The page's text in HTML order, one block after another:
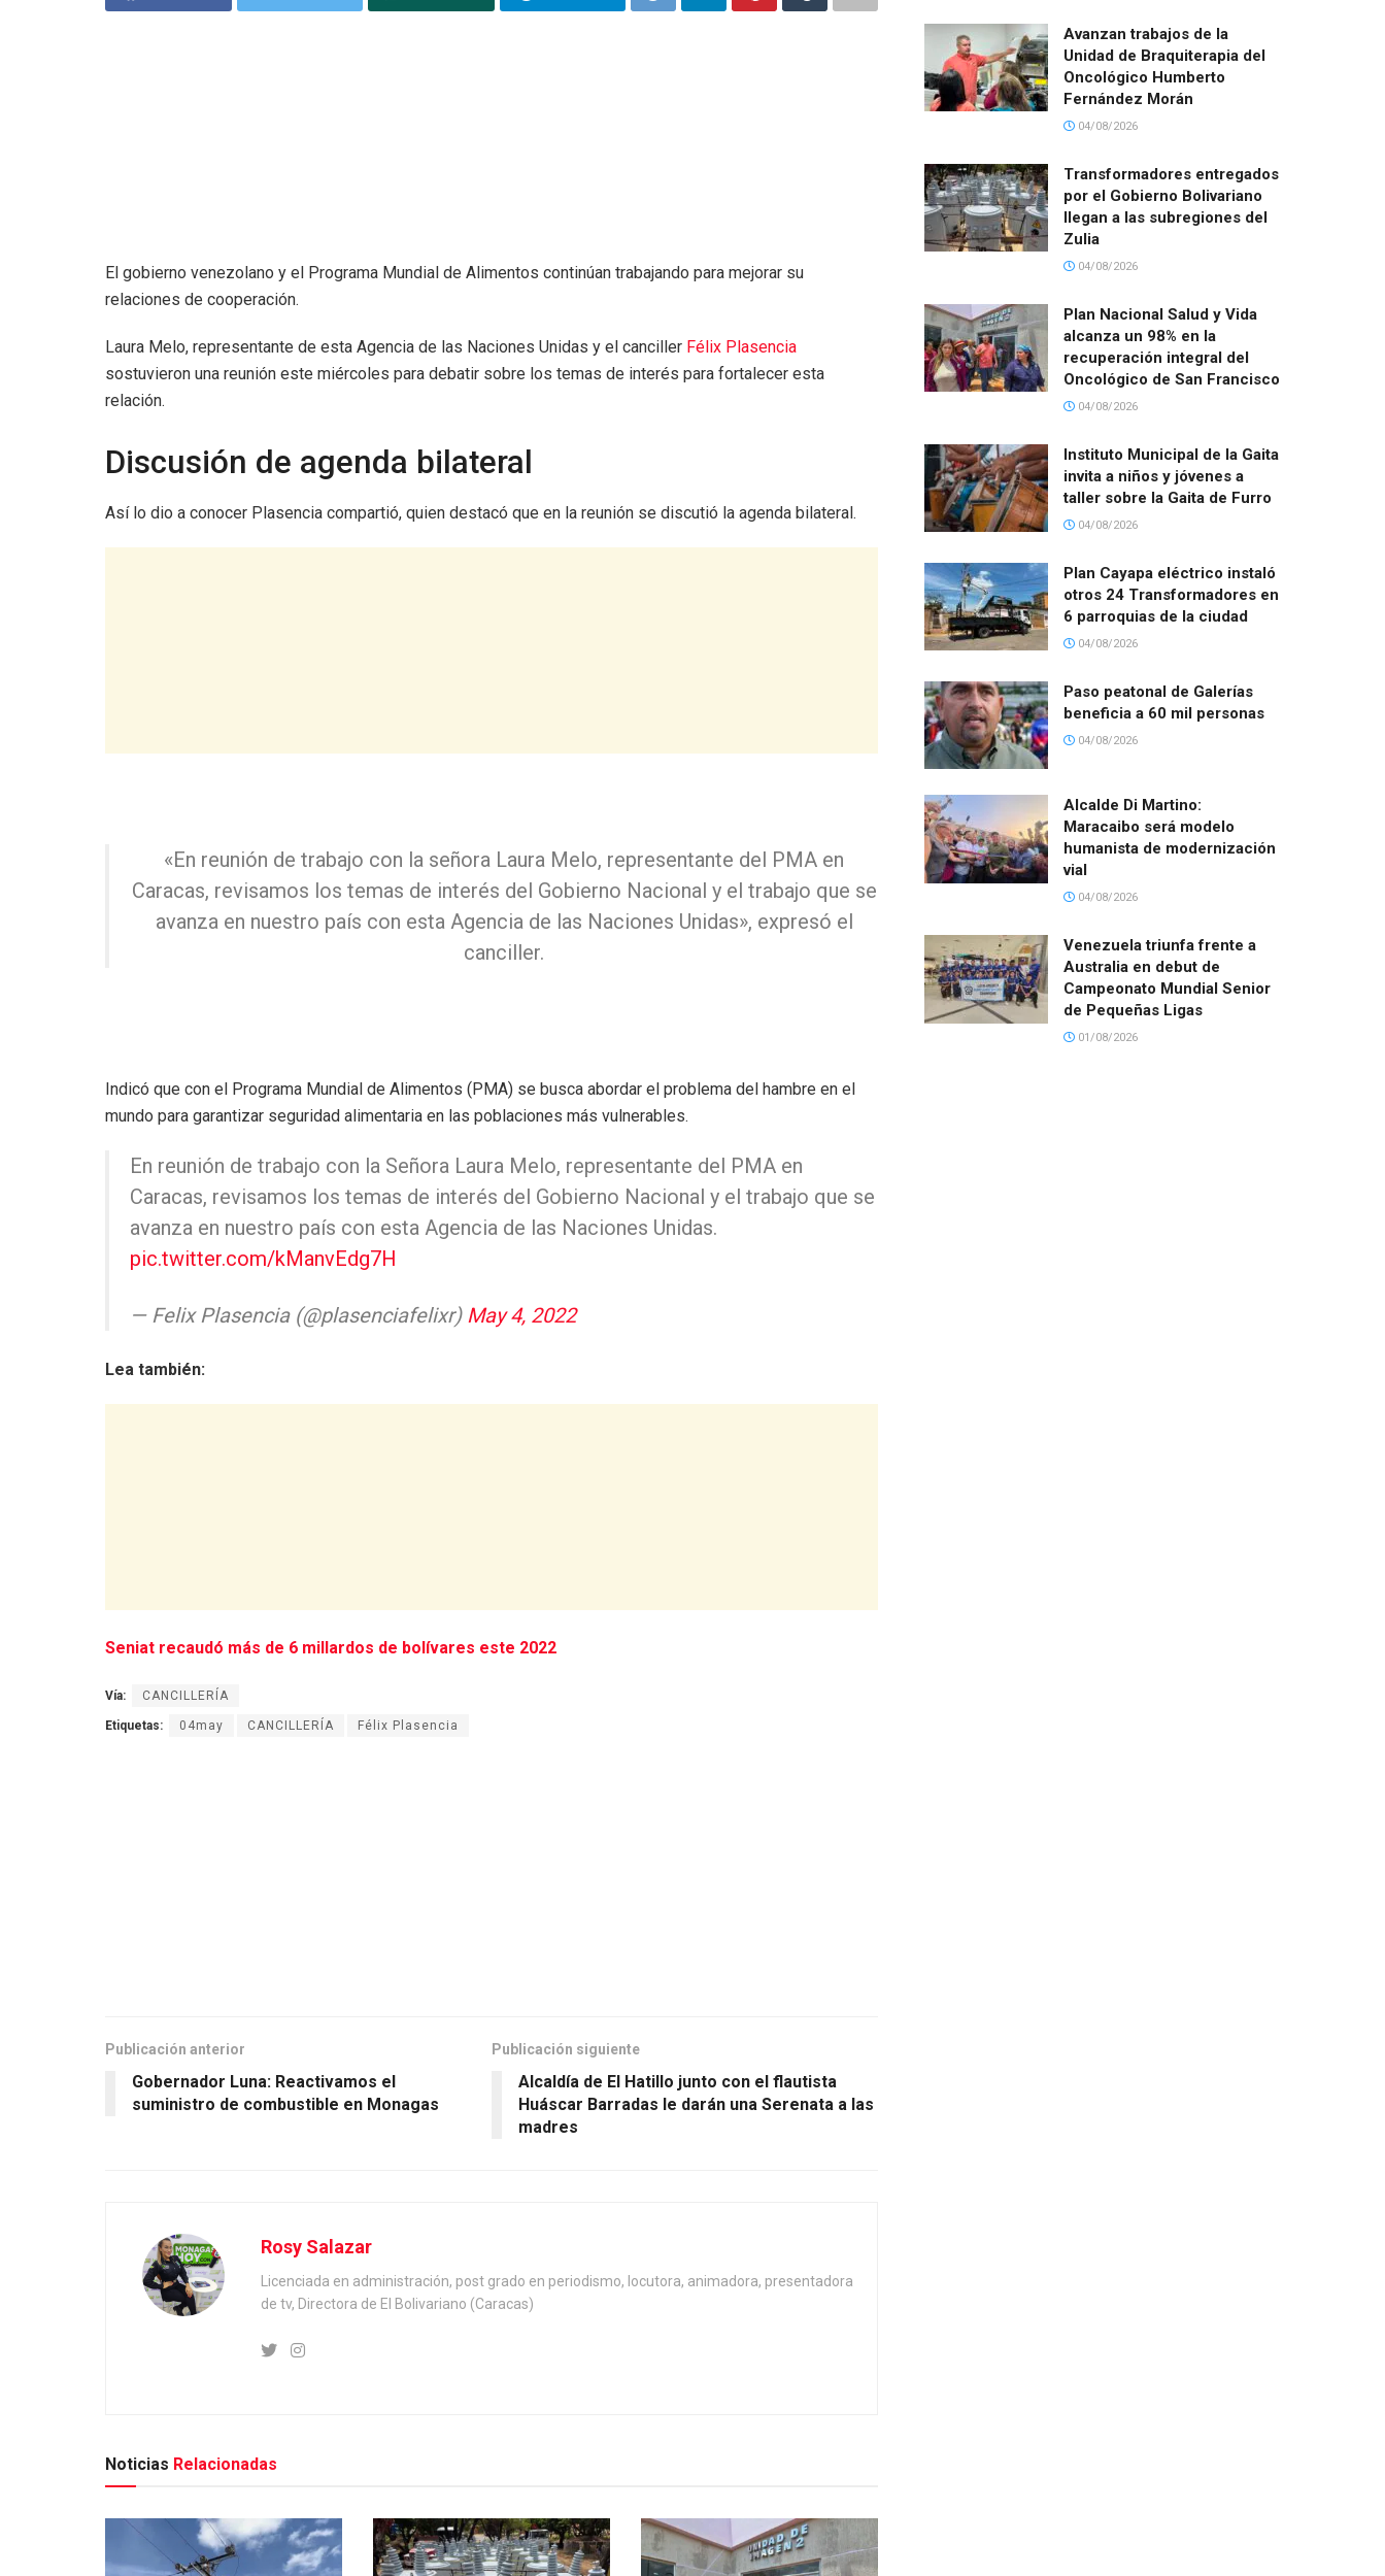
El gobierno venezolano y el Programa Mundial de Alimentos continúan trabajando para mejorar su
relaciones de cooperación.
Laura Melo, representante de esta Agencia de las Naciones Unidas y el canciller Félix Plasencia
sostuvieron una reunión este miércoles para debatir sobre los temas de interés para fortalecer esta
relación.
Discusión de agenda bilateral
Así lo dio a conocer Plasencia compartió, quien destacó que en la reunión se discutió la agenda bilateral.
«En reunión de trabajo con la señora Laura Melo, representante del PMA en
Caracas, revisamos los temas de interés del Gobierno Nacional y el trabajo que se
avanza en nuestro país con esta Agencia de las Naciones Unidas», expresó el
canciller.
Indicó que con el Programa Mundial de Alimentos (PMA) se busca abordar el problema del hambre en el
mundo para garantizar seguridad alimentaria en las poblaciones más vulnerables.
En reunión de trabajo con la Señora Laura Melo, representante del PMA en
Caracas, revisamos los temas de interés del Gobierno Nacional y el trabajo que se
avanza en nuestro país con esta Agencia de las Naciones Unidas.
pic.twitter.com/kManvEdg7H
— Felix Plasencia (@plasenciafelixr) May 4, 2022
Lea también:
Seniat recaudó más de 6 millardos de bolívares este 2022
Vía: CANCILLERÍA
Etiquetas: 04may CANCILLERÍA Félix Plasencia
Publicación anterior
Gobernador Luna: Reactivamos el
suministro de combustible en Monagas
Publicación siguiente
Alcaldía de El Hatillo junto con el flautista
Huáscar Barradas le darán una Serenata a las
madres
Rosy Salazar
Licenciada en administración, post grado en periodismo, locutora, animadora, presentadora
de tv, Directora de El Bolivariano (Caracas)
Noticias Relacionadas
Avanzan trabajos de la
Unidad de Braquiterapia del
Oncológico Humberto
Fernández Morán
04/08/2026
Transformadores entregados
por el Gobierno Bolivariano
llegan a las subregiones del
Zulia
04/08/2026
Plan Nacional Salud y Vida
alcanza un 98% en la
recuperación integral del
Oncológico de San Francisco
04/08/2026
Instituto Municipal de la Gaita
invita a niños y jóvenes a
taller sobre la Gaita de Furro
04/08/2026
Plan Cayapa eléctrico instaló
otros 24 Transformadores en
6 parroquias de la ciudad
04/08/2026
Paso peatonal de Galerías
beneficia a 60 mil personas
04/08/2026
Alcalde Di Martino:
Maracaibo será modelo
humanista de modernización
vial
04/08/2026
Venezuela triunfa frente a
Australia en debut de
Campeonato Mundial Senior
de Pequeñas Ligas
01/08/2026